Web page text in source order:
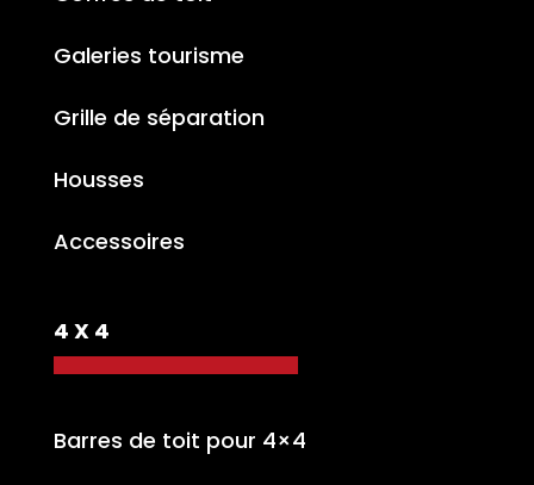
Galeries tourisme
Grille de séparation
Housses
Accessoires
4 X 4
Barres de toit pour 4×4